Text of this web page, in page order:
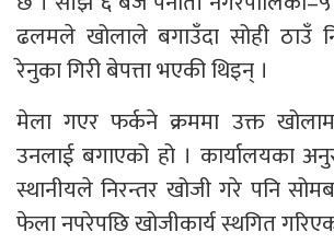
ढलमले खोलाले बगाउँदा सोही ठाउँ
रेनुका गिरी बेपत्ता भएकी थिइन् ।
मेला गएर फर्कने क्रममा उक्त
उनलाई बगाएको हो । कार्यालयका
स्थानीयले निरन्तर खोजी गरे पनि
फेला नपरेपछि खोजीकार्य स्थगित